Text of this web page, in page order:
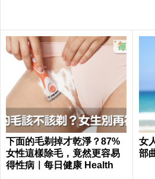
下面的毛剃掉才乾淨？87%
女性這樣除毛，竟然更容易
得性病｜每日健康 Health
女
部